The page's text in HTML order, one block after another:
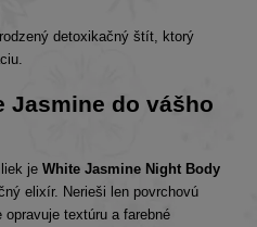
detoxikačný štít, ktorý
Jasmine do vášho
je White Jasmine Night Body
elixír. Nerieši len povrchovú
textúru a farebné